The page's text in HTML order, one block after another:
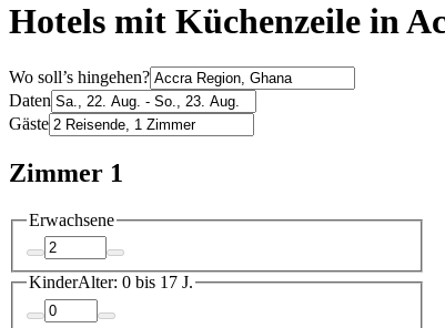
Hotels mit Küchenzeile in
Wo soll’s hingehen?
Daten
Gäste
Zimmer 1
Erwachsene
KinderAlter: 0 bis 17 J.